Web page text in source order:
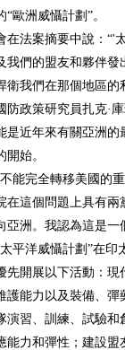
歐洲威懾計劃”。
在法案摘要中說：“'
我們的盟友和夥伴
衛我們在那個地區的
防政策研究員扎克·
是近年來有關亞洲
始。
能完全轉移美國的
在這個問題上具有
亞洲。我認為這是一
平洋威懾計劃”在
先開展以下活動：
護能力以及裝備、
演習、訓練、試驗
能力和彈性；建設